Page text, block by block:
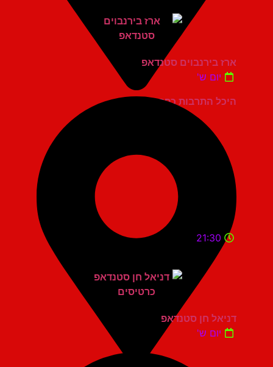
היכל התרבות כפר סבא
ארז בירנבוים סטנדאפ
יום ש'
21:30
דניאל חן סטנדאפ
יום ש'